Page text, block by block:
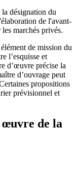
désignation du
de l'avant-
marchés privés.
de mission du
l’esquisse et
d’œuvre précise la
d’ouvrage peut
propositions
prévisionnel et
œuvre de la